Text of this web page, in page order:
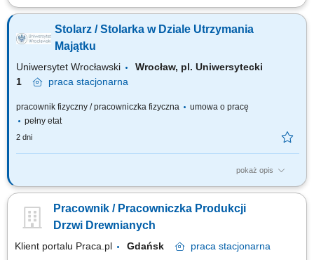
wykonywanie stolarki meblowej bądź budowlanej;praca przy
Stolarz / Stolarka w Dziale Utrzymania
Majątku
Uniwersytet Wrocławski
Wrocław, pl. Uniwersytecki
1
praca stacjonarna
pracownik fizyczny / pracowniczka fizyczna
umowa o pracę
pełny etat
2 dni
pokaż opis
Główne obowiązki Wykonywanie prac stolarskich oraz prowadzenie
Usuwanie awarii stolarskich. Wykonywanie poleceń służbowych w
ramach swoich obowiązków. Pobieranie z magazynu i rozliczanie
Pracownik / Pracowniczka Produkcji
Drzwi Drewnianych
Klient portalu Praca.pl Gdańsk praca stacjonarna